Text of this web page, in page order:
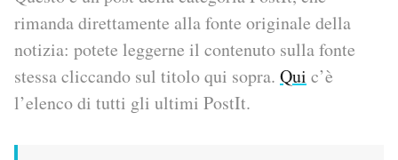
PODCAST
rimanda direttamente alla fonte originale della
notizia: potete leggerne il contenuto sulla fonte
stessa cliccando sul titolo qui sopra. Qui c’è
l’elenco di tutti gli ultimi PostIt.